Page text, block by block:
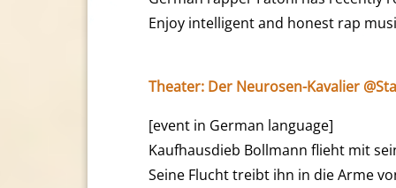
Enjoy intelligent and honest rap
Theater: Der Neurosen-Kavalier
[event in German language]
Kaufhausdieb Bollmann flieht mit
Seine Flucht treibt ihn in die Arme